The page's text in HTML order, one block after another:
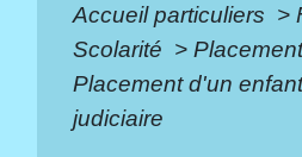
Accueil particuliers >
Scolarité >
Placement d'un
judiciaire